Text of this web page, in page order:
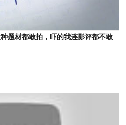
题材都敢拍，吓的我连影评都不敢